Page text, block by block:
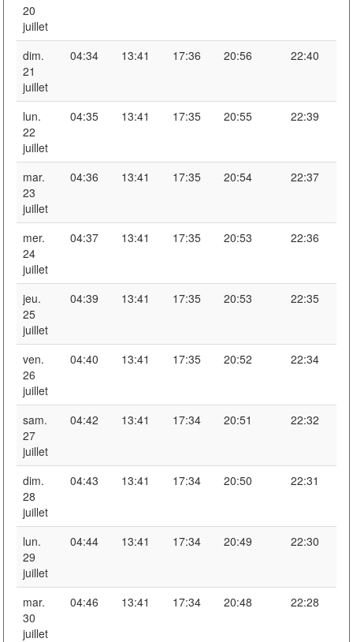
20
juillet
dim.
21
juillet
04:34 13:41 17:36 20:56 22:40
lun.
22
juillet
04:35 13:41 17:35 20:55 22:39
mar.
23
juillet
04:36 13:41 17:35 20:54 22:37
mer.
24
juillet
04:37 13:41 17:35 20:53 22:36
jeu.
25
juillet
04:39 13:41 17:35 20:53 22:35
ven.
26
juillet
04:40 13:41 17:35 20:52 22:34
sam.
27
juillet
04:42 13:41 17:34 20:51 22:32
dim.
28
juillet
04:43 13:41 17:34 20:50 22:31
lun.
29
juillet
04:44 13:41 17:34 20:49 22:30
mar.
30
juillet
04:46 13:41 17:34 20:48 22:28